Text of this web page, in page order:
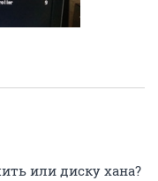
или диску хана?